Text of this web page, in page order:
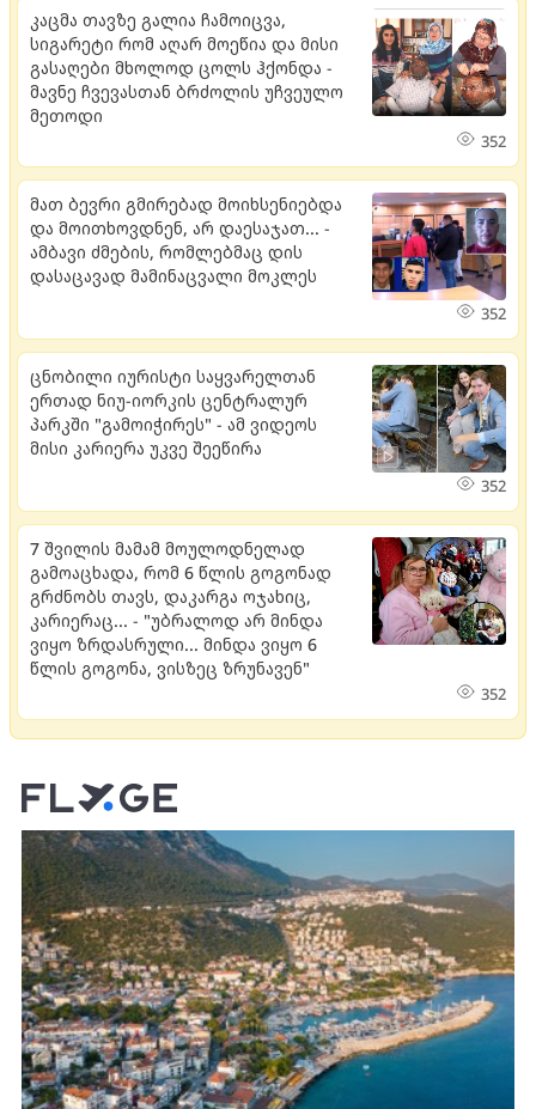
კაცმა თავზე გალია ჩამოიცვა,
სიგარეტი რომ აღარ მოეწია და მისი
გასაღები მხოლოდ ცოლს ჰქონდა -
მავნე ჩვევასთან ბრძოლის უჩვეულო
მეთოდი
352
მათ ბევრი გმირებად მოიხსენიებდა
და მოითხოვდნენ, არ დაესაჯათ... -
ამბავი ძმების, რომლებმაც დის
დასაცავად მამინაცვალი მოკლეს
352
ცნობილი იურისტი საყვარელთან
ერთად ნიუ-იორკის ცენტრალურ
პარკში "გამოიჭირეს" - ამ ვიდეოს
მისი კარიერა უკვე შეეწირა
352
7 შვილის მამამ მოულოდნელად
გამოაცხადა, რომ 6 წლის გოგონად
გრძნობს თავს, დაკარგა ოჯახიც,
კარიერაც... - "უბრალოდ არ მინდა
ვიყო ზრდასრული... მინდა ვიყო 6
წლის გოგონა, ვისზეც ზრუნავენ"
352